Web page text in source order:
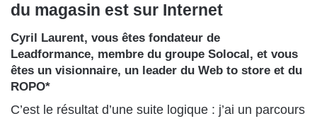
du magasin est sur Internet
Cyril Laurent, vous êtes fondateur de
Leadformance, membre du groupe Solocal, et vous
êtes un visionnaire, un leader du Web to store et du
ROPO*
C’est le résultat d’une suite logique : j’ai un parcours